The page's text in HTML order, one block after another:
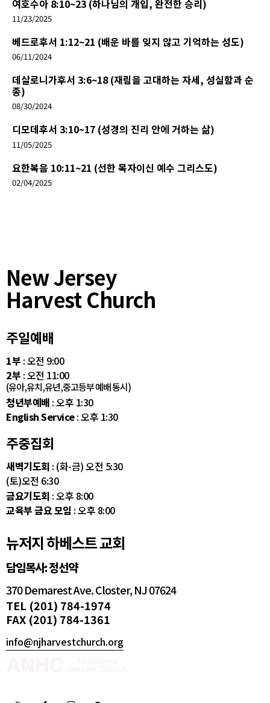
여호수아 8:10~23 (하나님의 개입, 완전한 승리)
11/23/2025
베드로후서 1:12~21 (배운 바를 잊지 않고 기억하는 성도)
06/11/2024
데살로니가후서 3:6~18 (재림을 고대하는 자세, 성실함과 순
종)
08/30/2024
디모데후서 3:10~17 (성경의 진리 안에 거하는 삶)
11/05/2025
요한복음 10:11~21 (선한 목자이신 예수 그리스도)
02/04/2025
New Jersey
Harvest Church
주일예배
1부 : 오전 9:00
2부 : 오전 11:00
(유아,유치,유년,중고등부 예배 동시)
청년부예배 : 오후 1:30
English Service: 오후 1:30
주중집회
새벽기도회 : (화-금) 오전 5:30
(토)오전 6:30
금요기도회 : 오후 8:00
교육부 금요 모임 : 오후 8:00
뉴저지 하베스트 교회
담임목사: 정선약
370 Demarest Ave. Closter, NJ 07624
TEL (201) 784-1974
FAX (201) 784-1361
info@njharvestchurch.org